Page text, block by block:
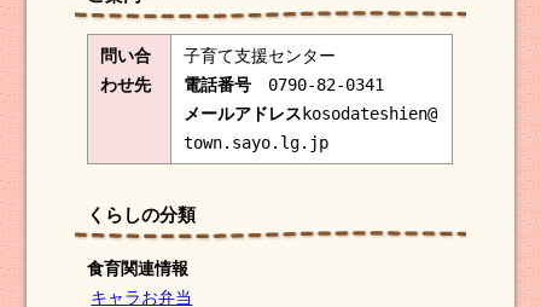
問い合
わせ先
子育て支援センター
電話番号 0790-82-0341
メールアドレス kosodateshien@
town.sayo.lg.jp
くらしの分類
食育関連情報
キャラお弁当